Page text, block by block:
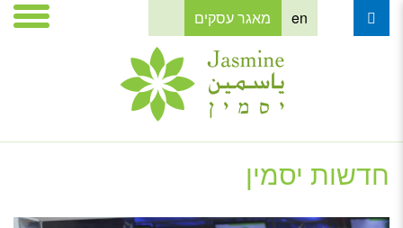
en מאגר עסקים
חדשות יסמין